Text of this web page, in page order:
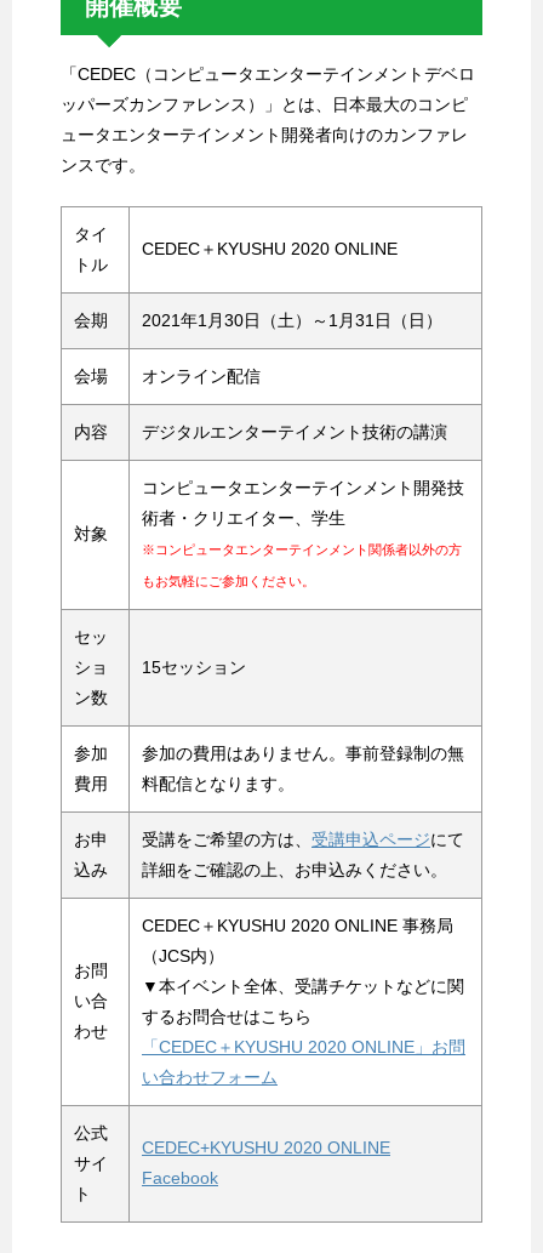
開催概要
「CEDEC（コンピュータエンターテインメントデベロ
ッパーズカンファレンス）」とは、日本最大のコンピ
ュータエンターテインメント開発者向けのカンファレ
ンスです。
タイ
トル
CEDEC＋KYUSHU 2020 ONLINE
会期 2021年1月30日（土）～1月31日（日）
会場 オンライン配信
内容 デジタルエンターテイメント技術の講演
対象
コンピュータエンターテインメント開発技
術者・クリエイター、学生
※コンピュータエンターテインメント関係者以外の方
もお気軽にご参加ください。
セッ
ショ
ン数
15セッション
参加
費用
参加の費用はありません。事前登録制の無
料配信となります。
お申
込み
受講をご希望の方は、 受講申込ページにて
詳細をご確認の上、お申込みください。
お問
い合
わせ
CEDEC＋KYUSHU 2020 ONLINE 事務局
（JCS内）
▼本イベント全体、受講チケットなどに関
するお問合せはこちら
「CEDEC＋KYUSHU 2020 ONLINE」お問
い合わせフォーム
公式
サイ
ト
CEDEC+KYUSHU 2020 ONLINE
Facebook